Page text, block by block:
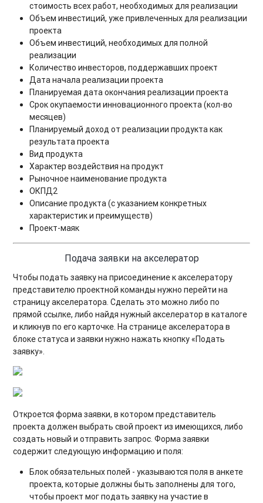
стоимость всех работ, необходимых для реализации
Объем инвестиций, уже привлеченных для реализации
проекта
Объем инвестиций, необходимых для полной
реализации
Количество инвесторов, поддержавших проект
Дата начала реализации проекта
Планируемая дата окончания реализации проекта
Срок окупаемости инновационного проекта (кол-во
месяцев)
Планируемый доход от реализации продукта как
результата проекта
Вид продукта
Характер воздействия на продукт
Рыночное наименование продукта
ОКПД2
Описание продукта (с указанием конкретных
характеристик и преимуществ)
Проект-маяк
Подача заявки на акселератор
Чтобы подать заявку на присоединение к акселератору
представителю проектной команды нужно перейти на
страницу акселератора. Сделать это можно либо по
прямой ссылке, либо найдя нужный акселератор в каталоге
и кликнув по его карточке. На странице акселератора в
блоке статуса и заявки нужно нажать кнопку «Подать
заявку».
Откроется форма заявки, в котором представитель
проекта должен выбрать свой проект из имеющихся, либо
создать новый и отправить запрос. Форма заявки
содержит следующую информацию и поля:
Блок обязательных полей - указываются поля в анкете
проекта, которые должны быть заполнены для того,
чтобы проект мог подать заявку на участие в